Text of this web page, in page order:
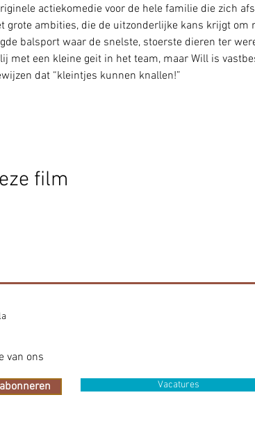
actiekomedie voor de hele familie die zich
grote ambities, die de uitzonderlijke kans krijgt om
balsport waar de snelste, stoerste dieren ter
met een kleine geit in het team, maar Will is
dat “kleintjes kunnen knallen!”
film
van ons
Vacatures